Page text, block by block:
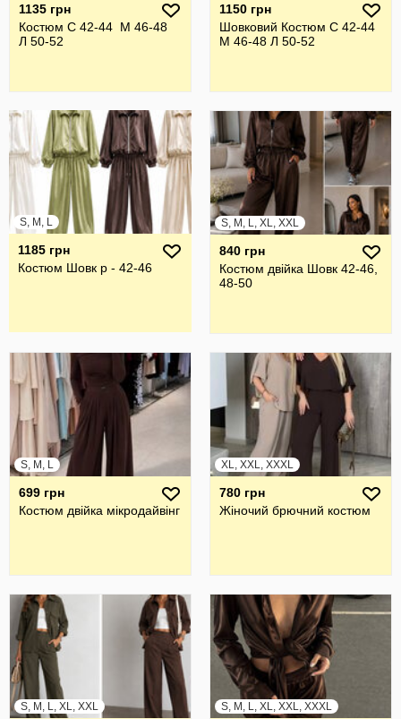
1135 грн
Костюм С 42-44 М 46-48
Л 50-52
1150 грн
Шовковий Костюм С 42-44
М 46-48 Л 50-52
S, M, L
1185 грн
Костюм Шовк р - 42-46
S, M, L, XL, XXL
840 грн
Костюм двійка Шовк 42-46,
48-50
S, M, L
699 грн
Костюм двійка мікродайвінг
XL, XXL, XXXL
780 грн
Жiночий брючний костюм
S, M, L, XL, XXL S, M, L, XL, XXL, XXXL